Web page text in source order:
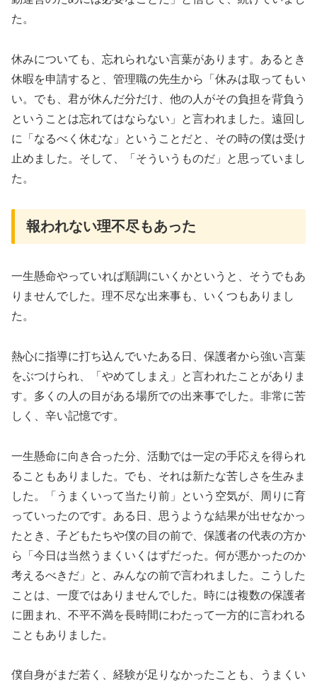
た。
休みについても、忘れられない言葉があります。あるとき
休暇を申請すると、管理職の先生から「休みは取ってもい
い。でも、君が休んだ分だけ、他の人がその負担を背負う
ということは忘れてはならない」と言われました。遠回し
に「なるべく休むな」ということだと、その時の僕は受け
止めました。そして、「そういうものだ」と思っていまし
た。
報われない理不尽もあった
一生懸命やっていれば順調にいくかというと、そうでもあ
りませんでした。理不尽な出来事も、いくつもありまし
た。
熱心に指導に打ち込んでいたある日、保護者から強い言葉
をぶつけられ、「やめてしまえ」と言われたことがありま
す。多くの人の目がある場所での出来事でした。非常に苦
しく、辛い記憶です。
一生懸命に向き合った分、活動では一定の手応えを得られ
ることもありました。でも、それは新たな苦しさを生みま
した。「うまくいって当たり前」という空気が、周りに育
っていったのです。ある日、思うような結果が出せなかっ
たとき、子どもたちや僕の目の前で、保護者の代表の方か
ら「今日は当然うまくいくはずだった。何が悪かったのか
考えるべきだ」と、みんなの前で言われました。こうした
ことは、一度ではありませんでした。時には複数の保護者
に囲まれ、不平不満を長時間にわたって一方的に言われる
こともありました。
僕自身がまだ若く、経験が足りなかったことも、うまくい